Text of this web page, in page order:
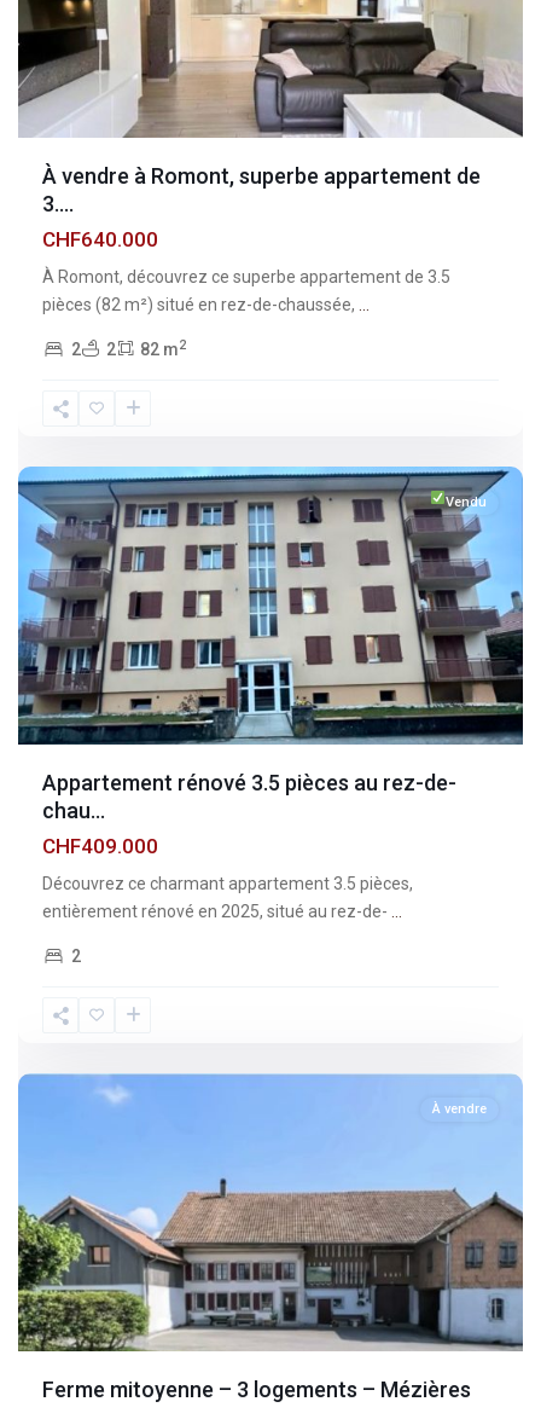
À vendre à Romont, superbe appartement de
3....
CHF640.000
À Romont, découvrez ce superbe appartement de 3.5
pièces (82 m²) situé en rez-de-chaussée,
2 2 82 m2
Fribourg
Vendu
Appartement rénové 3.5 pièces au rez-de-
chau...
CHF409.000
Découvrez ce charmant appartement 3.5 pièces,
entièrement rénové en 2025, situé au rez-de-
2
Fribourg
À vendre
Ferme mitoyenne – 3 logements – Mézières